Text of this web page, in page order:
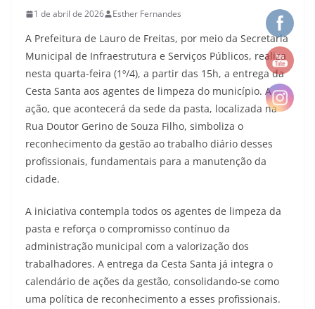
1 de abril de 2026 Esther Fernandes
A Prefeitura de Lauro de Freitas, por meio da Secretaria
Municipal de Infraestrutura e Serviços Públicos, realiza
nesta quarta-feira (1º/4), a partir das 15h, a entrega da
Cesta Santa aos agentes de limpeza do município. A
ação, que acontecerá da sede da pasta, localizada na
Rua Doutor Gerino de Souza Filho, simboliza o
reconhecimento da gestão ao trabalho diário desses
profissionais, fundamentais para a manutenção da
cidade.
A iniciativa contempla todos os agentes de limpeza da
pasta e reforça o compromisso contínuo da
administração municipal com a valorização dos
trabalhadores. A entrega da Cesta Santa já integra o
calendário de ações da gestão, consolidando-se como
uma política de reconhecimento a esses profissionais.